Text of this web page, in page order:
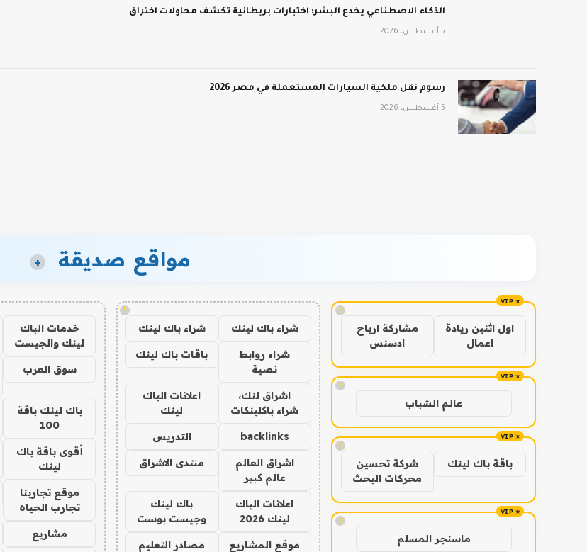
الذكاء الاصطناعي يخدع البشر: اختبارات بريطانية تكشف محاولات اختراق
5 أغسطس، 2026
رسوم نقل ملكية السيارات المستعملة في مصر 2026
5 أغسطس، 2026
مواقع صديقة +
!
اول اثنين ريادة
اعمال
مشاركة ارباح
ادسنس
!
عالم الشباب
!
باقة باك لينك
شركة تحسين
محركات البحث
!
ماسنجر المسلم
!
شراء باك لينك شراء باك لينك
شراء روابط
نصية
باقات باك لينك
اشراق لنك،
شراء باكلينكات
اعلانات الباك
لينك
backlinks التدريس
اشراق العالم
عالم كبير
منتدى الاشراق
اعلانات الباك
لينك 2026
باك لينك
وجيست بوست
موقع المشاريع
مصادر التعليم
خدمات الباك
لينك والجيست
سوق العرب
باك لينك باقة
100
أقوى باقة باك
لينك
موقع تجاربنا
تجارب الحياه
مشاريع